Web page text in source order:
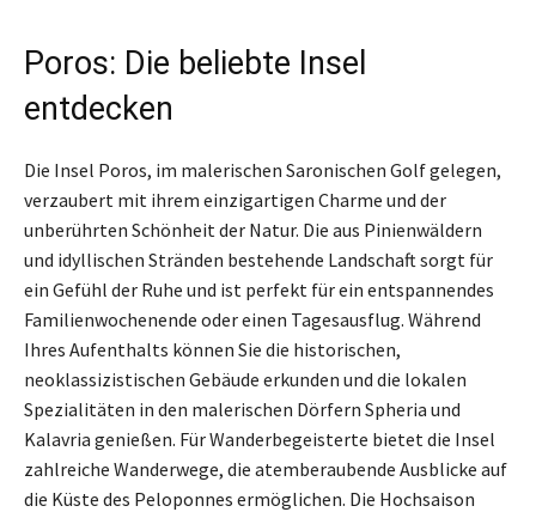
Poros: Die beliebte Insel
entdecken
Die Insel Poros, im malerischen Saronischen Golf gelegen,
verzaubert mit ihrem einzigartigen Charme und der
unberührten Schönheit der Natur. Die aus Pinienwäldern
und idyllischen Stränden bestehende Landschaft sorgt für
ein Gefühl der Ruhe und ist perfekt für ein entspannendes
Familienwochenende oder einen Tagesausflug. Während
Ihres Aufenthalts können Sie die historischen,
neoklassizistischen Gebäude erkunden und die lokalen
Spezialitäten in den malerischen Dörfern Spheria und
Kalavria genießen. Für Wanderbegeisterte bietet die Insel
zahlreiche Wanderwege, die atemberaubende Ausblicke auf
die Küste des Peloponnes ermöglichen. Die Hochsaison